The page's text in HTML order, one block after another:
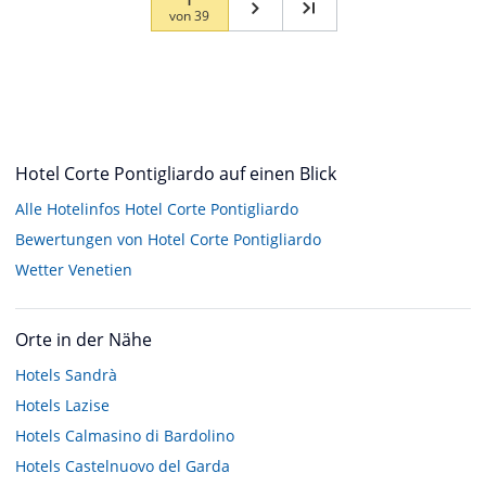
von39
Hotel Corte Pontigliardo auf einen Blick
Alle Hotelinfos Hotel Corte Pontigliardo
Bewertungen von Hotel Corte Pontigliardo
Wetter Venetien
Orte in der Nähe
Hotels Sandrà
Hotels Lazise
Hotels Calmasino di Bardolino
Hotels Castelnuovo del Garda